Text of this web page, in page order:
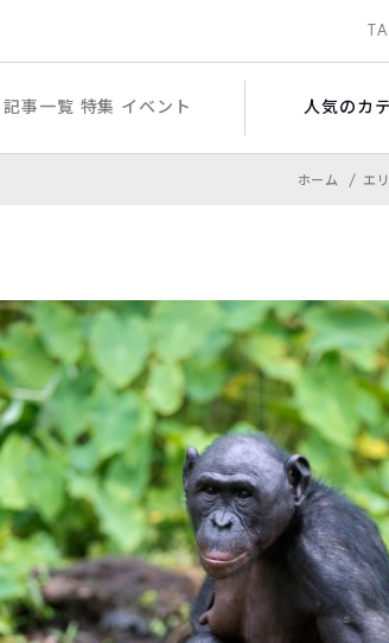
記事一覧 特集 イベント 人気のカテ
ホーム エ